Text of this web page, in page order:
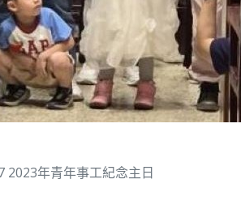
2023年青年事工紀念主日